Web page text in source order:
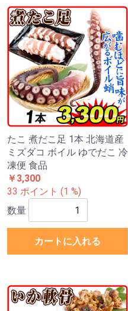
たこ 煮だこ足 1本 北海道産
ミズダコ ボイル ゆでだこ 冷
凍便 食品
￥3,300
33 ポイント (1 %)
数量
カートに入れる